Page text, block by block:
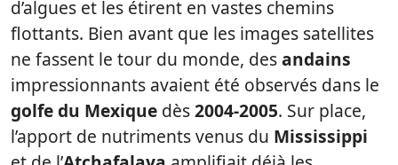
d’algues et les étirent en vastes chemins
flottants. Bien avant que les images satellites
ne fassent le tour du monde, desandains
impressionnants avaient été observés dans le
golfe du Mexique dès2004-2005. Sur place,
l’apport de nutriments venus du Mississippi